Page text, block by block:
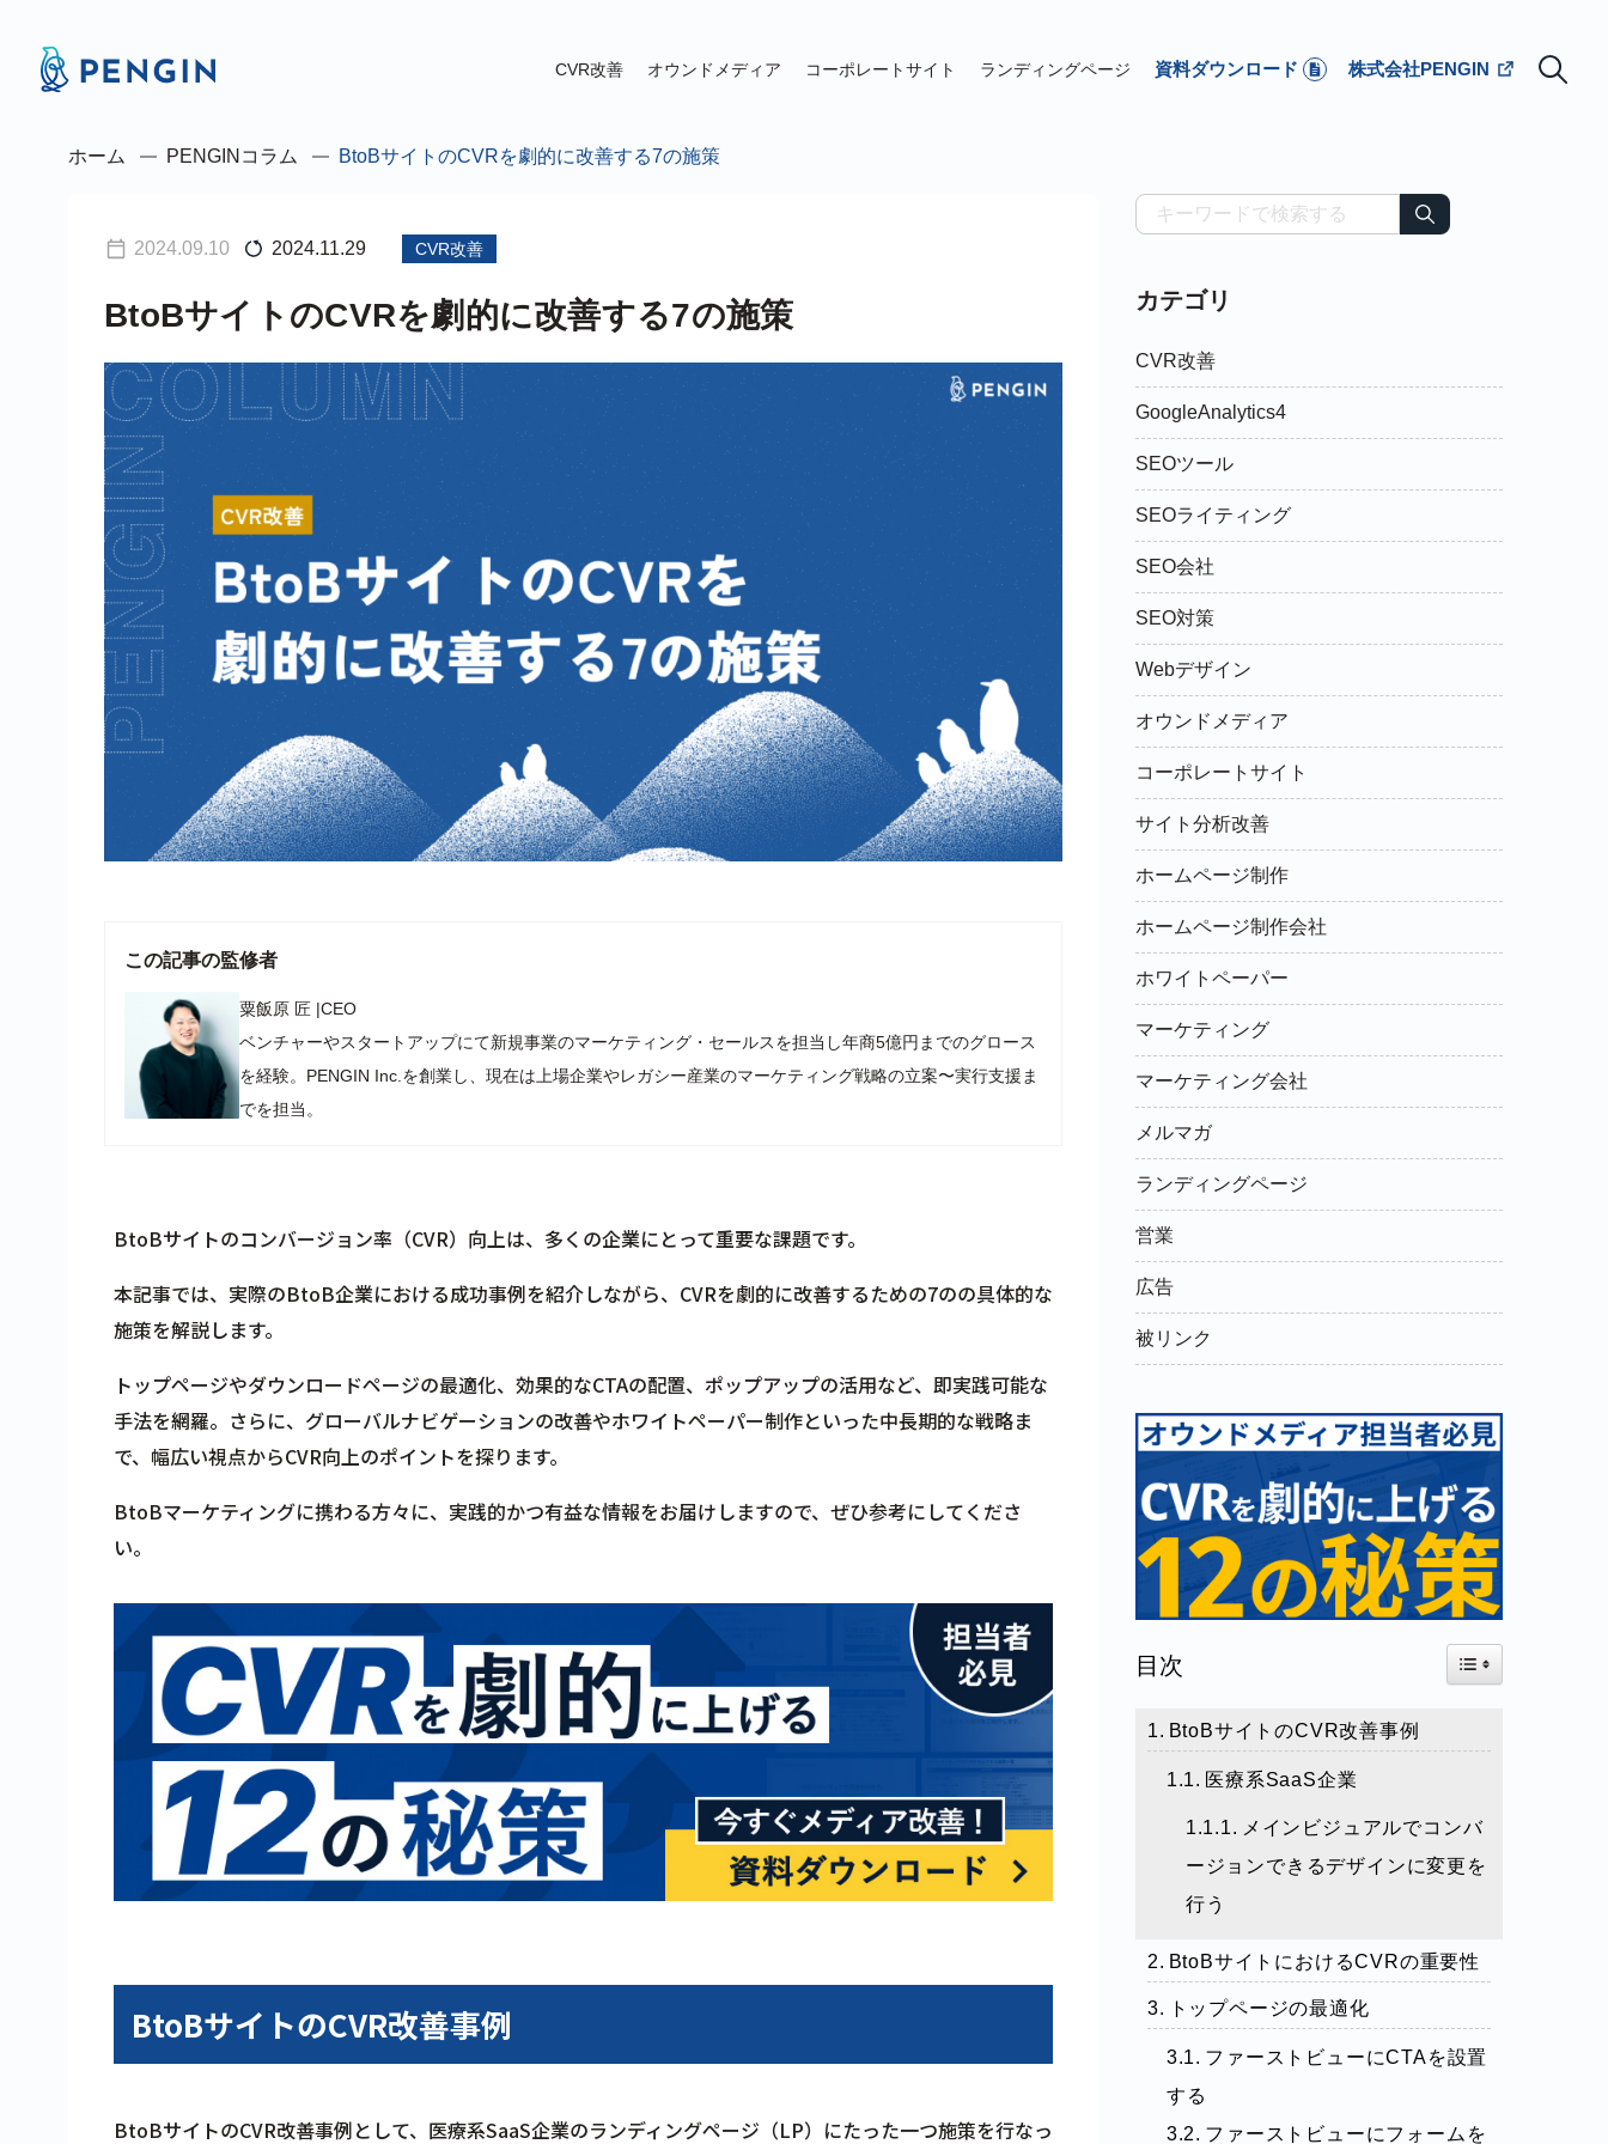
CVR改善 オウンドメディア コーポレートサイト ランディングページ 資料ダウンロード 株式会社PENGIN
ホーム PENGINコラム BtoBサイトのCVRを劇的に改善する7の施策
2024.09.10 2024.11.29 CVR改善
BtoBサイトのCVRを劇的に改善する7の施策
この記事の監修者
粟飯原 匠 |CEO
ベンチャーやスタートアップにて新規事業のマーケティング・セールスを担当し年商5億円までのグロース
を経験。PENGIN Inc.を創業し、現在は上場企業やレガシー産業のマーケティング戦略の立案〜実行支援ま
でを担当。
BtoBサイトのコンバージョン率（CVR）向上は、多くの企業にとって重要な課題です。
本記事では、実際のBtoB企業における成功事例を紹介しながら、CVRを劇的に改善するための7のの具体的な
施策を解説します。
トップページやダウンロードページの最適化、効果的なCTAの配置、ポップアップの活用など、即実践可能な
手法を網羅。さらに、グローバルナビゲーションの改善やホワイトペーパー制作といった中長期的な戦略ま
で、幅広い視点からCVR向上のポイントを探ります。
BtoBマーケティングに携わる方々に、実践的かつ有益な情報をお届けしますので、ぜひ参考にしてくださ
い。
BtoBサイトのCVR改善事例
BtoBサイトのCVR改善事例として、医療系SaaS企業のランディングページ（LP）にたった一つ施策を行なっ
カテゴリ
CVR改善
GoogleAnalytics4
SEOツール
SEOライティング
SEO会社
SEO対策
Webデザイン
オウンドメディア
コーポレートサイト
サイト分析改善
ホームページ制作
ホームページ制作会社
ホワイトペーパー
マーケティング
マーケティング会社
メルマガ
ランディングページ
営業
広告
被リンク
目次 Toggle Table of
BtoBサイトのCVR改善事例
医療系SaaS企業
メインビジュアルでコンバ
ージョンできるデザインに変更を
行う
BtoBサイトにおけるCVRの重要性
トップページの最適化
ファーストビューにCTAを設置
する
ファーストビューにフォームを